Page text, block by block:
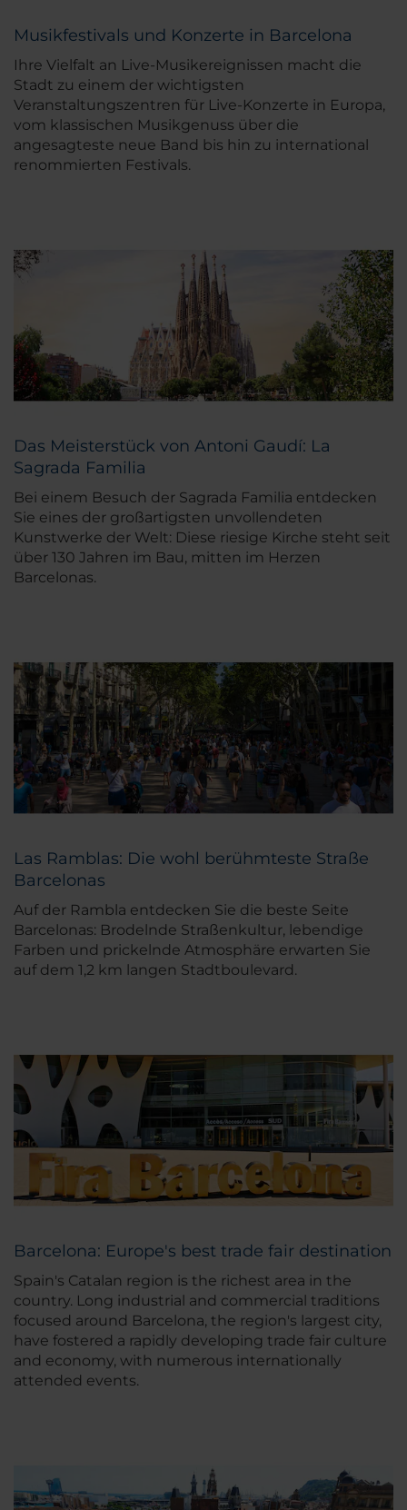
Musikfestivals und Konzerte in Barcelona
Ihre Vielfalt an Live-Musikereignissen macht die
Stadt zu einem der wichtigsten
Veranstaltungszentren für Live-Konzerte in Europa,
vom klassischen Musikgenuss über die
angesagteste neue Band bis hin zu international
renommierten Festivals.
Das Meisterstück von Antoni Gaudí: La
Sagrada Familia
Bei einem Besuch der Sagrada Familia entdecken
Sie eines der großartigsten unvollendeten
Kunstwerke der Welt: Diese riesige Kirche steht seit
über 130 Jahren im Bau, mitten im Herzen
Barcelonas.
Las Ramblas: Die wohl berühmteste Straße
Barcelonas
Auf der Rambla entdecken Sie die beste Seite
Barcelonas: Brodelnde Straßenkultur, lebendige
Farben und prickelnde Atmosphäre erwarten Sie
auf dem 1,2 km langen Stadtboulevard.
Barcelona: Europe's best trade fair destination
Spain's Catalan region is the richest area in the
country. Long industrial and commercial traditions
focused around Barcelona, the region's largest city,
have fostered a rapidly developing trade fair culture
and economy, with numerous internationally
attended events.